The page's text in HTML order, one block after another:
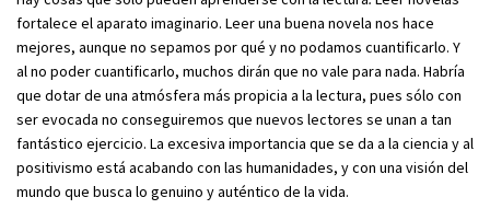
fortalece el aparato imaginario. Leer una buena novela nos hace
mejores, aunque no sepamos por qué y no podamos cuantificarlo. Y
al no poder cuantificarlo, muchos dirán que no vale para nada. Habría
que dotar de una atmósfera más propicia a la lectura, pues sólo con
ser evocada no conseguiremos que nuevos lectores se unan a tan
fantástico ejercicio. La excesiva importancia que se da a la ciencia y al
positivismo está acabando con las humanidades, y con una visión del
mundo que busca lo genuino y auténtico de la vida.